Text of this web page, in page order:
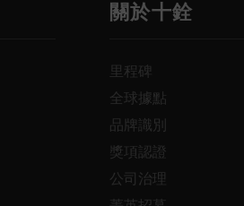
關於十銓
里程碑
全球據點
品牌識別
獎項認證
公司治理